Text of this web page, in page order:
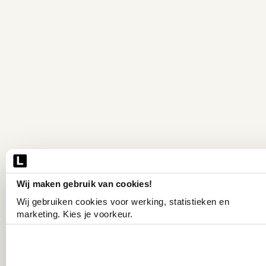
Wij maken gebruik van cookies!
Wij gebruiken cookies voor werking, statistieken en
marketing. Kies je voorkeur.